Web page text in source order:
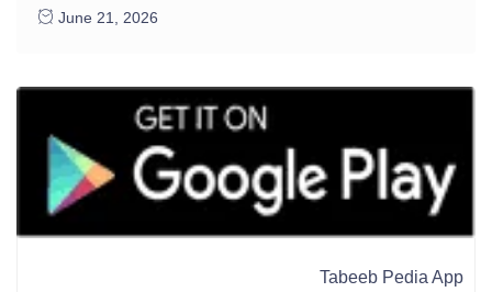
June 21, 2026
Tabeeb Pedia App